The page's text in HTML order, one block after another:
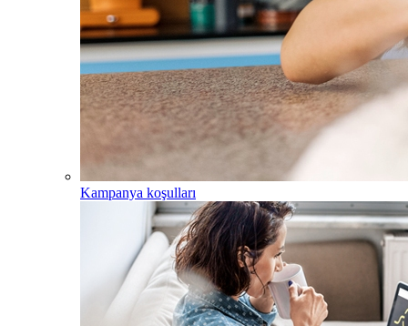
Kampanya koşulları